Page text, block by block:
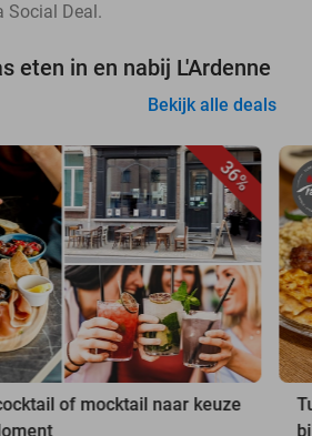
Social Deal.
eten in en nabij L'Ardenne
Bekijk alle deals
36%
of mocktail naar keuze